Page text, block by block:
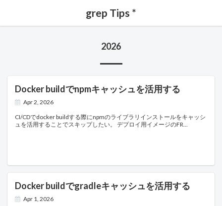
grep Tips *
2026
Docker buildでnpmキャッシュを活用する
Apr 2, 2026
CI/CDでdocker buildする際にnpmのライブラリインストールをキャッシ
ュを活用することでスキップしたい。 デプロイ用イメージのFR
Docker buildでgradleキャッシュを活用する
Apr 1, 2026